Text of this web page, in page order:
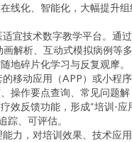
线化、智能化，大幅提升组
宜技术数字教学平台。通
解析、互动式模拟病例等
地碎片化学习与反复观摩。
移动应用（APP）或小程
操作要点查询、常见问题解
效反馈功能，形成“培训-应
踪、可评估。
力，对培训效果、技术应